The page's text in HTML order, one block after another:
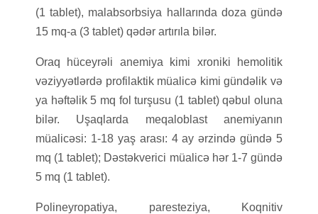
(1 tablet), malabsorbsiya hallarında doza gündə
15 mq-a (3 tablet) qədər artırıla bilər.
Oraq hüceyrəli anemiya kimi xroniki hemolitik
vəziyyətlərdə profilaktik müalicə kimi gündəlik və
ya həftəlik 5 mq fol turşusu (1 tablet) qəbul oluna
bilər. Uşaqlarda meqaloblast anemiyanın
müalicəsi: 1-18 yaş arası: 4 ay ərzində gündə 5
mq (1 tablet); Dəstəkverici müalicə hər 1-7 gündə
5 mq (1 tablet).
Polineyropatiya, paresteziya, Koqnitiv